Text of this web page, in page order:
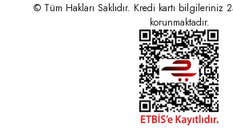
© Tüm Hakları Saklıdır. Kredi kartı bilgileriniz
korunmaktadır.